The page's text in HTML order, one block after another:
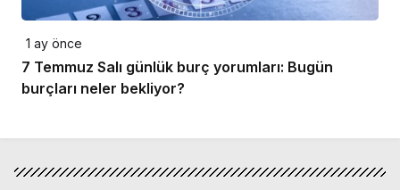
1 ay önce
7 Temmuz Salı günlük burç yorumları: Bugün
burçları neler bekliyor?